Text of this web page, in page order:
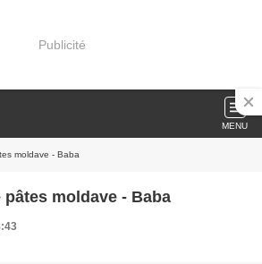
Publicité
MENU
moldave - Baba
moldave - Baba